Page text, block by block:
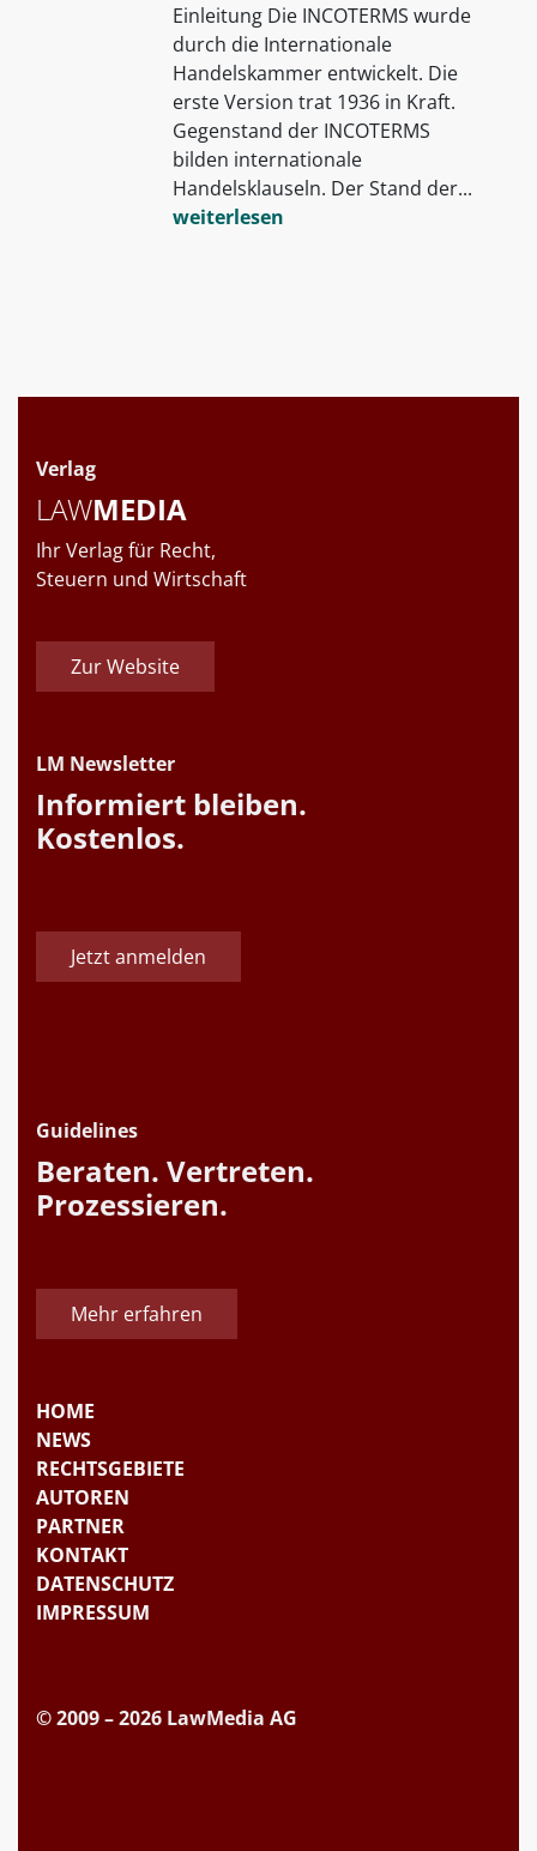
Einleitung Die INCOTERMS wurde
durch die Internationale
Handelskammer entwickelt. Die
erste Version trat 1936 in Kraft.
Gegenstand der INCOTERMS
bilden internationale
Handelsklauseln. Der Stand der...
weiterlesen
Verlag
LAWMEDIA
Ihr Verlag für Recht,
Steuern und Wirtschaft
Zur Website
LM Newsletter
Informiert bleiben.
Kostenlos.
Jetzt anmelden
Guidelines
Beraten. Vertreten.
Prozessieren.
Mehr erfahren
HOME
NEWS
RECHTSGEBIETE
AUTOREN
PARTNER
KONTAKT
DATENSCHUTZ
IMPRESSUM
© 2009 – 2026 LawMedia AG